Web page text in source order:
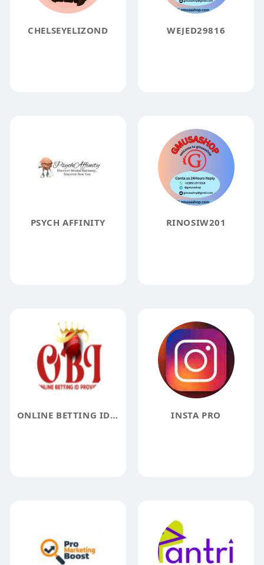
CHELSEYELIZOND WEJED29816
PSYCH AFFINITY RINOSIW201
ONLINE BETTING ID PROVIDER INSTA PRO